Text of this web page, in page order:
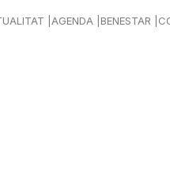
AGENDA BENESTAR